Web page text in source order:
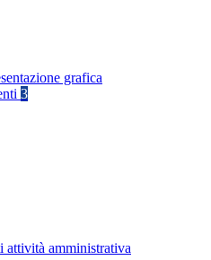
grafica
3
attività amministrativa